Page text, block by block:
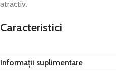
atractiv.
Caracteristici
Informații suplimentare